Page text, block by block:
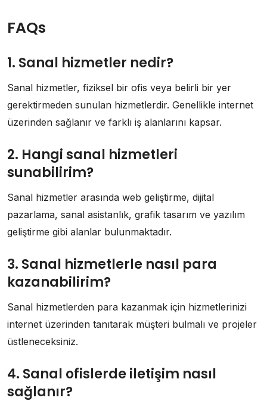
FAQs
1. Sanal hizmetler nedir?
Sanal hizmetler, fiziksel bir ofis veya belirli bir yer
gerektirmeden sunulan hizmetlerdir. Genellikle internet
üzerinden sağlanır ve farklı iş alanlarını kapsar.
2. Hangi sanal hizmetleri
sunabilirim?
Sanal hizmetler arasında web geliştirme, dijital
pazarlama, sanal asistanlık, grafik tasarım ve yazılım
geliştirme gibi alanlar bulunmaktadır.
3. Sanal hizmetlerle nasıl para
kazanabilirim?
Sanal hizmetlerden para kazanmak için hizmetlerinizi
internet üzerinden tanıtarak müşteri bulmalı ve projeler
üstleneceksiniz.
4. Sanal ofislerde iletişim nasıl
sağlanır?